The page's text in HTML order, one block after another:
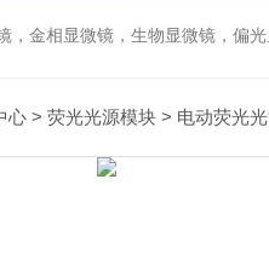
，金相显微镜，生物显微镜，偏
心 > 荧光光源模块 > 电动荧光